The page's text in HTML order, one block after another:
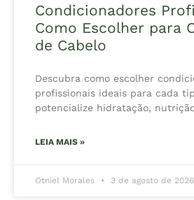
Condicionadores
Como Escolher para
de Cabelo
Descubra como escolher
profissionais ideais para cada
potencialize hidratação,
LEIA MAIS »
Otniel Morales 3 de agosto de 2026